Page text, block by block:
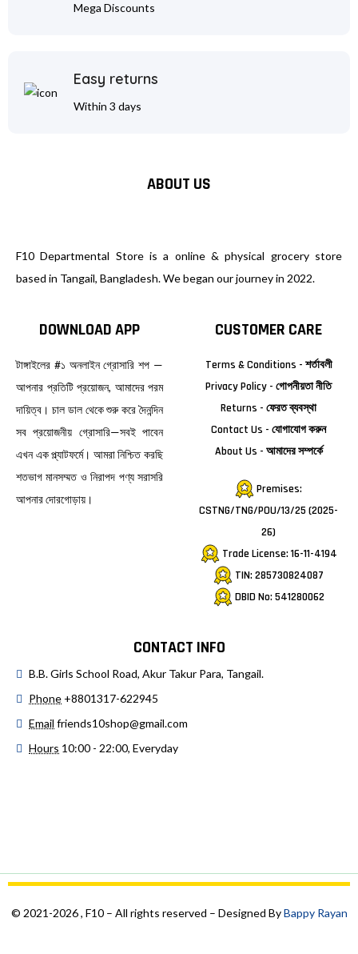
Mega Discounts
Easy returns
Within 3 days
ABOUT US
F10 Departmental Store is a online & physical grocery store
based in Tangail, Bangladesh. We began our journey in 2022.
DOWNLOAD APP
টাঙ্গাইলের #১ অনলাইন গ্রোসারি শপ —
আপনার প্রতিটি প্রয়োজন, আমাদের পরম
দায়িত্ব। চাল ডাল থেকে শুরু করে দৈনন্দিন
সব প্রয়োজনীয় গ্রোসারি—সবই পাবেন
এখন এক প্ল্যাটফর্মে। আমরা নিশ্চিত করছি
শতভাগ মানসম্মত ও নিরাপদ পণ্য সরাসরি
আপনার দোরগোড়ায়।
CUSTOMER CARE
Terms & Conditions - শর্তাবলী
Privacy Policy - গোপনীয়তা নীতি
Returns - ফেরত ব্যবস্থা
Contact Us - যোগাযোগ করুন
About Us - আমাদের সম্পর্কে
Premises:
CSTNG/TNG/POU/13/25 (2025-
26)
Trade License: 16-11-4194
TIN: 285730824087
DBID No: 541280062
CONTACT INFO
B.B. Girls School Road, Akur Takur Para, Tangail.
Phone +8801317-622945
Email friends10shop@gmail.com
Hours 10:00 - 22:00, Everyday
© 2021-2026 , F10 – All rights reserved – Designed ByBappy Rayan